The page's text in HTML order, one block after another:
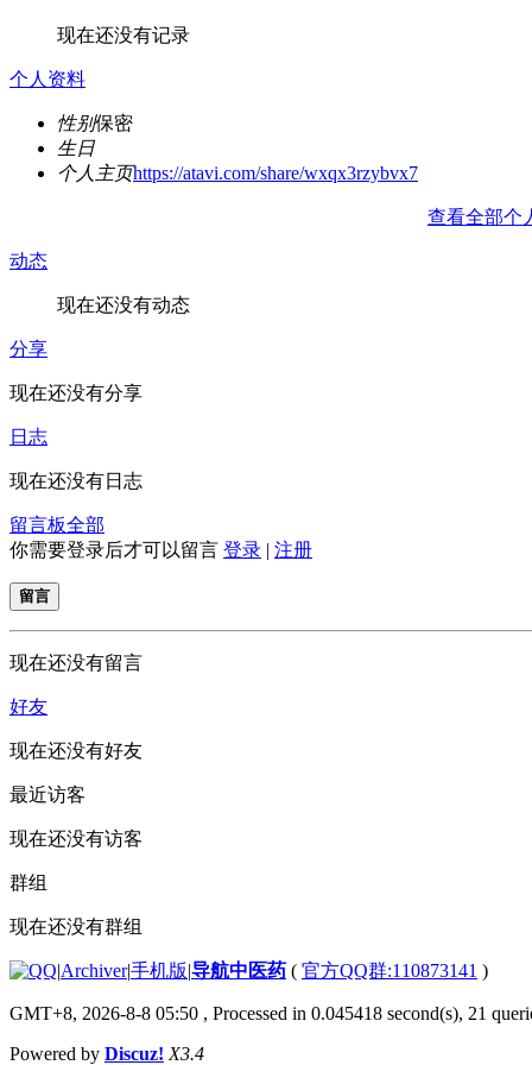
现在还没有记录
个人资料
性别保密
生日
个人主页https://atavi.com/share/wxqx3rzybvx7
查看全部个
动态
现在还没有动态
分享
现在还没有分享
日志
现在还没有日志
留言板全部
你需要登录后才可以留言 登录 | 注册
留言
现在还没有留言
好友
现在还没有好友
最近访客
现在还没有访客
群组
现在还没有群组
|Archiver|手机版|导航中医药 ( 官方QQ群:110873141 )
GMT+8, 2026-8-8 05:50 , Processed in 0.045418 second(s), 21
Powered by Discuz! X3.4